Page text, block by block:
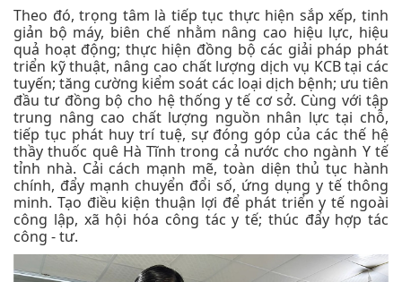
Theo đó, trọng tâm là tiếp tục thực hiện sắp xếp, tinh
giản bộ máy, biên chế nhằm nâng cao hiệu lực, hiệu
quả hoạt động; thực hiện đồng bộ các giải pháp phát
triển kỹ thuật, nâng cao chất lượng dịch vụ KCB tại các
tuyến; tăng cường kiểm soát các loại dịch bệnh; ưu tiên
đầu tư đồng bộ cho hệ thống y tế cơ sở. Cùng với tập
trung nâng cao chất lượng nguồn nhân lực tại chỗ,
tiếp tục phát huy trí tuệ, sự đóng góp của các thế hệ
thầy thuốc quê Hà Tĩnh trong cả nước cho ngành Y tế
tỉnh nhà. Cải cách mạnh mẽ, toàn diện thủ tục hành
chính, đẩy mạnh chuyển đổi số, ứng dụng y tế thông
minh. Tạo điều kiện thuận lợi để phát triển y tế ngoài
công lập, xã hội hóa công tác y tế; thúc đẩy hợp tác
công - tư.